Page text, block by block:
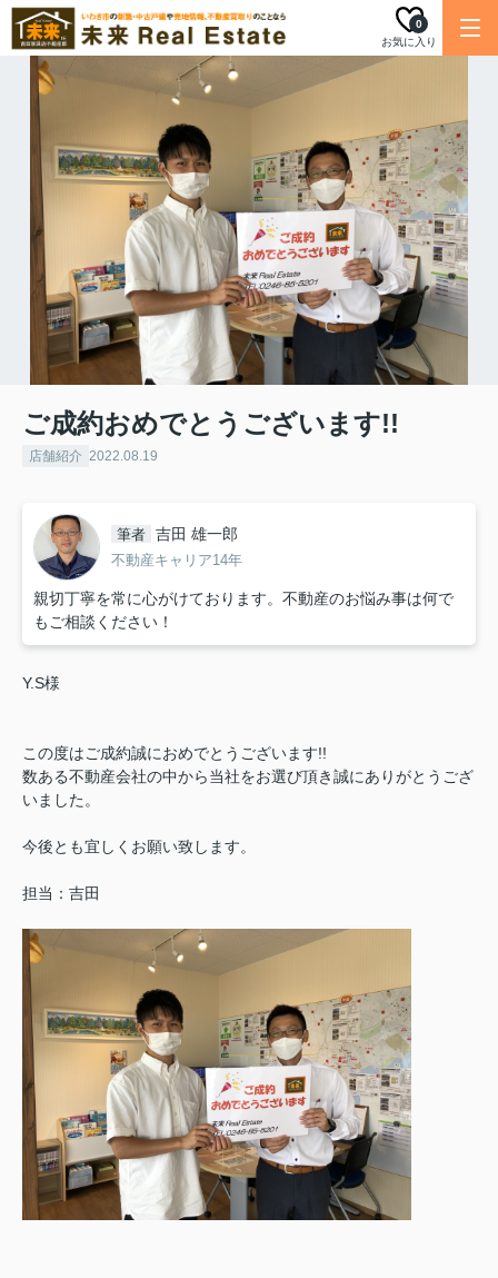
お気に入り
0
ご成約おめでとうございます!!
店舗紹介 2022.08.19
筆者 吉田 雄一郎
不動産キャリア14年
親切丁寧を常に心がけております。不動産のお悩み事は何で
もご相談ください！
Y.S様
この度はご成約誠におめでとうございます!!
数ある不動産会社の中から当社をお選び頂き誠にありがとうござ
いました。
今後とも宜しくお願い致します。
担当：吉田